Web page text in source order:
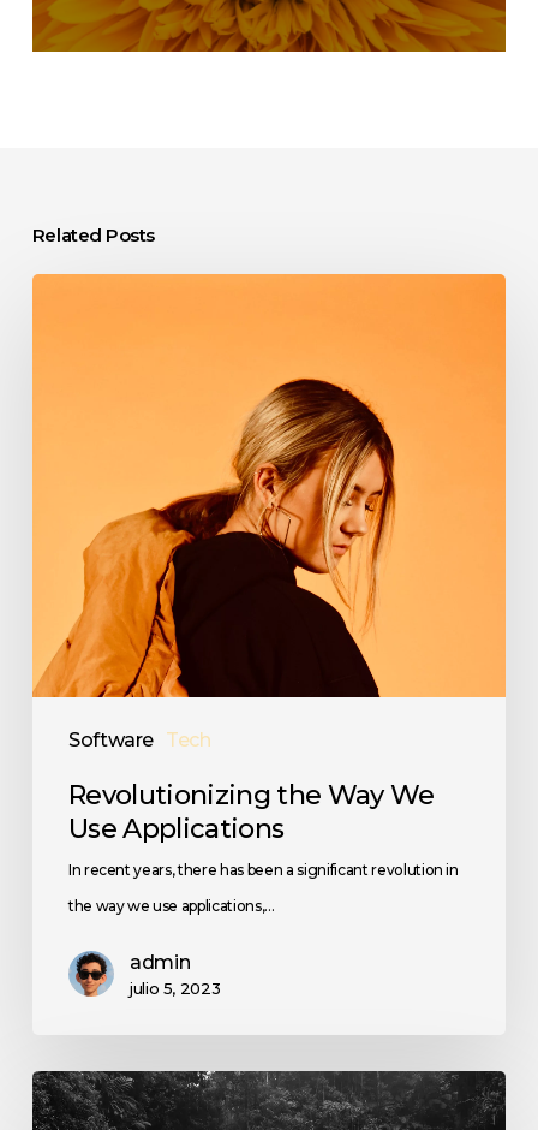
Related Posts
Software Tech
Revolutionizing the Way We
Use Applications
In recent years, there has been a significant revolution in
the way we use applications,…
admin
julio 5, 2023
Unveil
all